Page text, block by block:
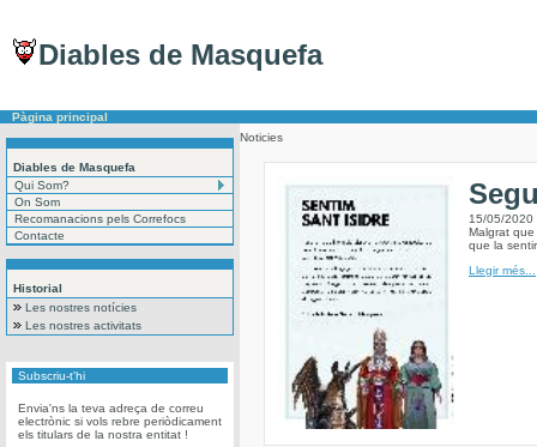
Diables de Masquefa
Pàgina principal
Diables de Masquefa
Qui Som?
On Som
Recomanacions pels Correfocs
Contacte
Historial
Les nostres notícies
Les nostres activitats
Subscriu-t'hi
Envia'ns la teva adreça de correu
electrònic si vols rebre periòdicament
els titulars de la nostra entitat !
Noticies
15/05/2020
Malgrat
que la
Llegir més...